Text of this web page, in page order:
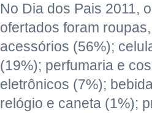
No Dia dos Pais 2011,
ofertados foram
acessórios (56%);
(19%); perfumaria e
eletrônicos (7%);
relógio e caneta (1%);